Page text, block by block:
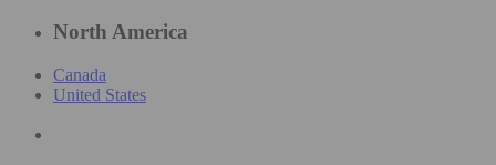
North America
Canada
United States